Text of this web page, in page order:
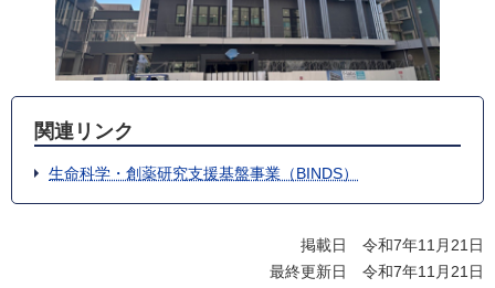
関連リンク
生命科学・創薬研究支援基盤事業（BINDS）
掲載日 令和7年11月21日
最終更新日 令和7年11月21日